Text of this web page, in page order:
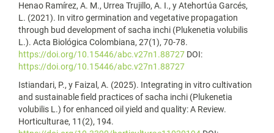
Henao Ramírez, A. M., Urrea Trujillo, A. I., y Atehortúa Garcés,
L. (2021). In vitro germination and vegetative propagation
through bud development of sacha inchi (Plukenetia volubilis
L.). Acta Biológica Colombiana, 27(1), 70-78.
https://doi.org/10.15446/abc.v27n1.88727 DOI:
https://doi.org/10.15446/abc.v27n1.88727
Istiandari, P., y Faizal, A. (2025). Integrating in vitro cultivation
and sustainable field practices of sacha inchi (Plukenetia
volubilis L.) for enhanced oil yield and quality: A Review.
Horticulturae, 11(2), 194.